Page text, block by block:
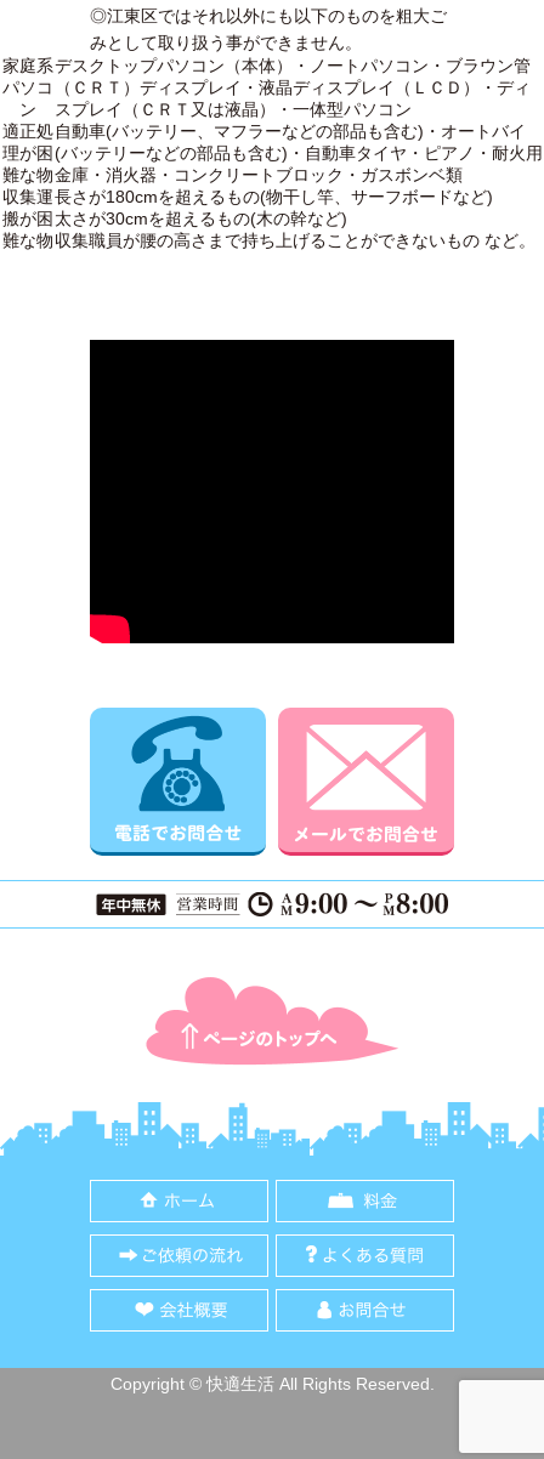
◎江東区ではそれ以外にも以下のものを粗大ご
みとして取り扱う事ができません。
家庭系
パソコ
ン
デスクトップパソコン（本体）・ノートパソコン・ブラウン管
（ＣＲＴ）ディスプレイ・液晶ディスプレイ（ＬＣＤ）・ディ
スプレイ（ＣＲＴ又は液晶）・一体型パソコン
適正処
理が困
難な物
自動車(バッテリー、マフラーなどの部品も含む)・オートバイ
(バッテリーなどの部品も含む)・自動車タイヤ・ピアノ・耐火用
金庫・消火器・コンクリートブロック・ガスボンベ類
収集運
搬が困
難な物
長さが180cmを超えるもの(物干し竿、サーフボードなど)
太さが30cmを超えるもの(木の幹など)
収集職員が腰の高さまで持ち上げることができないもの など。
電話でお問合せ
ご依頼の流れ
会社概要
Copyright © 快適生活 All Rights Reserved.